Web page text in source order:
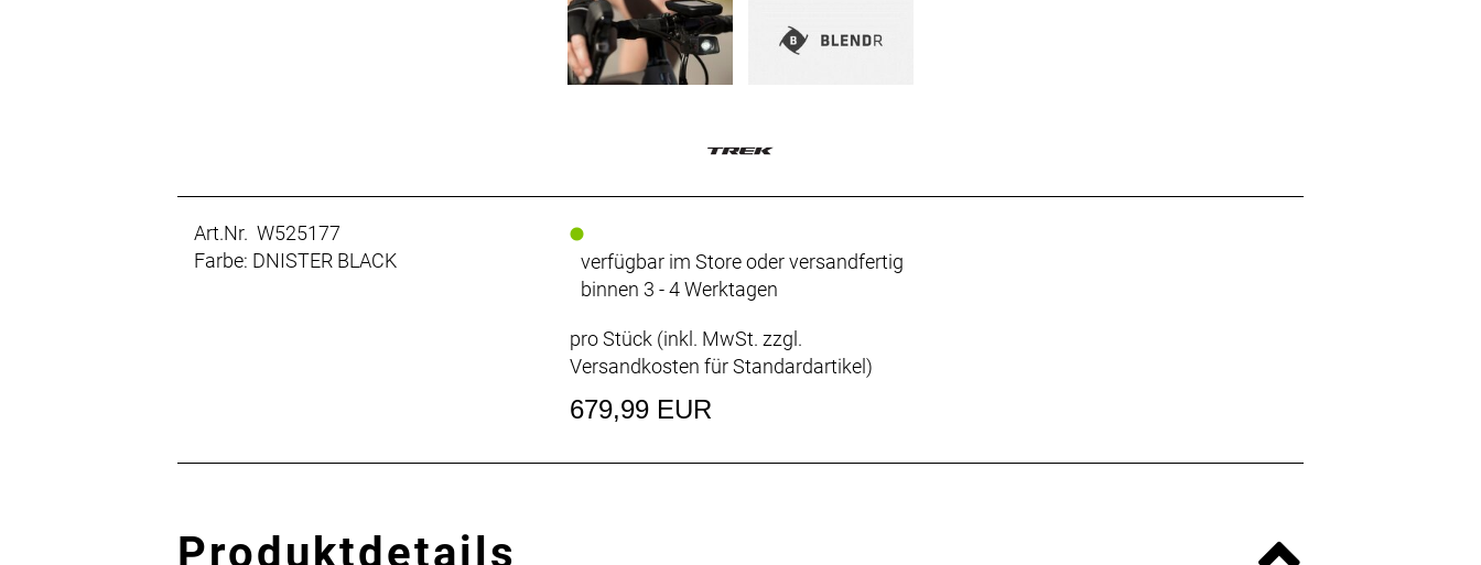
Art.Nr. W525177
Farbe: DNISTER BLACK
verfügbar im Store oder versandfertig
binnen 3 - 4 Werktagen
pro Stück (inkl. MwSt. zzgl.
Versandkosten für Standardartikel)
679,99 EUR
Produktdetails